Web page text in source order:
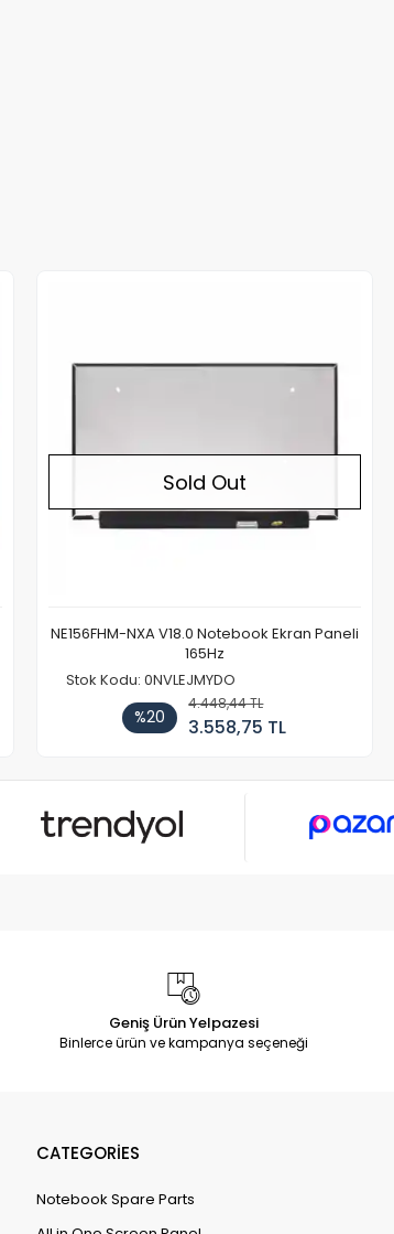
Sold Out
NE156FHM-NXA V18.0 Notebook Ekran Paneli
165Hz
Stok Kodu: 0NVLEJMYDO
%20
4.448,44 TL
3.558,75 TL
Geniş Ürün Yelpazesi
Binlerce ürün ve kampanya seçeneği
CATEGORİES
Notebook Spare Parts